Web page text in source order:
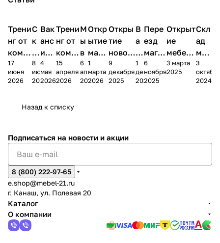
Трени
нг от
комп
ании
Мело
17
июня
2026
С
к
и
д
к
2
8
июня
2026
Вак
анс
ия в
Чеб
окс
4
мая
2026
Трени
нг от
комп
ании
Мело
15
апреля
2026
М
ы
в
М
А
6
апреля
2026
Откр
ытие
мага
зина
в
1
марта
2026
Откры
тие
новог
о
магаз
9
декабря
2025
В
а
к
а
н
1
декабря
2025
Пере
езд
магаз
ина в
г.
6
ноября
2025
Открыт
ие
мебель
ного
салона
3 марта
2025
Скл
ад
меб
ели
пер
3
2024
Назад к списку
Подписаться на новости и акции
8 (800) 222-97-65
e.shop@mebel-21.ru
г. Канаш, ул. Полевая 20
Каталог
О компании